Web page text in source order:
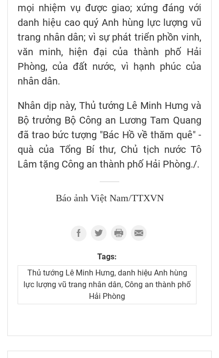
mọi nhiệm vụ được giao; xứng đáng với
danh hiệu cao quý Anh hùng lực lượng vũ
trang nhân dân; vì sự phát triển phồn vinh,
văn minh, hiện đại của thành phố Hải
Phòng, của đất nước, vì hạnh phúc của
nhân dân.
Nhân dịp này, Thủ tướng Lê Minh Hưng và
Bộ trưởng Bộ Công an Lương Tam Quang
đã trao bức tượng "Bác Hồ về thăm quê" -
quà của Tổng Bí thư, Chủ tịch nước Tô
Lâm tặng Công an thành phố Hải Phòng./.
Báo ảnh Việt Nam/TTXVN
Tags:
Thủ tướng Lê Minh Hưng, danh hiệu Anh hùng
lực lượng vũ trang nhân dân, Công an thành phố
Hải Phòng